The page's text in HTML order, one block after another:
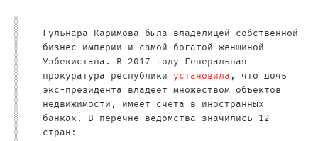
Гульнара Каримова была владелицей собственной
бизнес-империи и самой богатой женщиной
Узбекистана. В 2017 году Генеральная
прокуратура республики установила, что дочь
экс-президента владеет множеством объектов
недвижимости, имеет счета в иностранных
банках. В перечне ведомства значились 12
стран: